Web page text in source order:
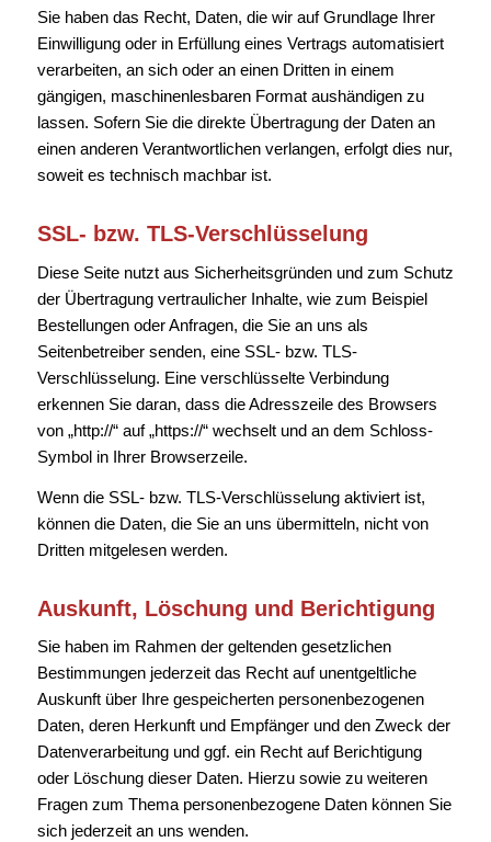
Sie haben das Recht, Daten, die wir auf Grundlage Ihrer
Einwilligung oder in Erfüllung eines Vertrags automatisiert
verarbeiten, an sich oder an einen Dritten in einem
gängigen, maschinenlesbaren Format aushändigen zu
lassen. Sofern Sie die direkte Übertragung der Daten an
einen anderen Verantwortlichen verlangen, erfolgt dies nur,
soweit es technisch machbar ist.
SSL- bzw. TLS-Verschlüsselung
Diese Seite nutzt aus Sicherheitsgründen und zum Schutz
der Übertragung vertraulicher Inhalte, wie zum Beispiel
Bestellungen oder Anfragen, die Sie an uns als
Seitenbetreiber senden, eine SSL- bzw. TLS-
Verschlüsselung. Eine verschlüsselte Verbindung
erkennen Sie daran, dass die Adresszeile des Browsers
von „http://“ auf „https://“ wechselt und an dem Schloss-
Symbol in Ihrer Browserzeile.
Wenn die SSL- bzw. TLS-Verschlüsselung aktiviert ist,
können die Daten, die Sie an uns übermitteln, nicht von
Dritten mitgelesen werden.
Auskunft, Löschung und Berichtigung
Sie haben im Rahmen der geltenden gesetzlichen
Bestimmungen jederzeit das Recht auf unentgeltliche
Auskunft über Ihre gespeicherten personenbezogenen
Daten, deren Herkunft und Empfänger und den Zweck der
Datenverarbeitung und ggf. ein Recht auf Berichtigung
oder Löschung dieser Daten. Hierzu sowie zu weiteren
Fragen zum Thema personenbezogene Daten können Sie
sich jederzeit an uns wenden.